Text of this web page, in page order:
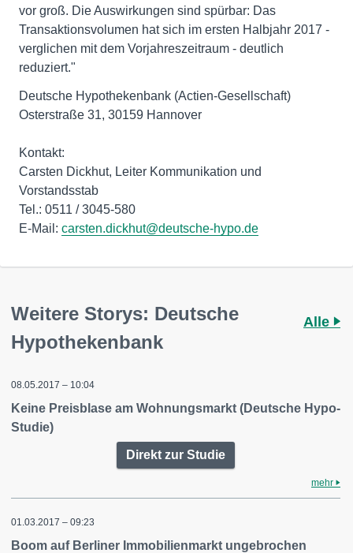
vor groß. Die Auswirkungen sind spürbar: Das
Transaktionsvolumen hat sich im ersten Halbjahr 2017 -
verglichen mit dem Vorjahreszeitraum - deutlich
reduziert."
Deutsche Hypothekenbank (Actien-Gesellschaft)
Osterstraße 31, 30159 Hannover
Kontakt:
Carsten Dickhut, Leiter Kommunikation und
Vorstandsstab
Tel.: 0511 / 3045-580
E-Mail: carsten.dickhut@deutsche-hypo.de
Weitere Storys: Deutsche
Hypothekenbank
Alle
08.05.2017 – 10:04
Keine Preisblase am Wohnungsmarkt (Deutsche Hypo-
Studie)
Direkt zur Studie
mehr
01.03.2017 – 09:23
Boom auf Berliner Immobilienmarkt ungebrochen